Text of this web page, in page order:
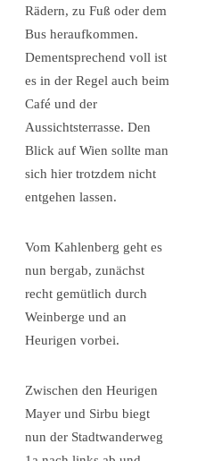
Rädern, zu Fuß oder dem
Bus heraufkommen.
Dementsprechend voll ist
es in der Regel auch beim
Café und der
Aussichtsterrasse. Den
Blick auf Wien sollte man
sich hier trotzdem nicht
entgehen lassen.
Vom Kahlenberg geht es
nun bergab, zunächst
recht gemütlich durch
Weinberge und an
Heurigen vorbei.
Zwischen den Heurigen
Mayer und Sirbu biegt
nun der Stadtwanderweg